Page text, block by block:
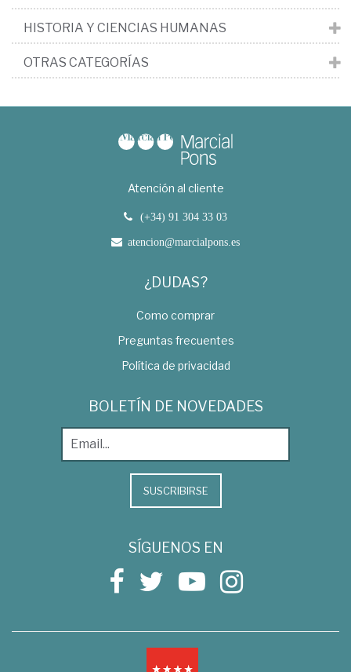
HISTORIA Y CIENCIAS HUMANAS
OTRAS CATEGORÍAS
Atención al cliente
(+34) 91 304 33 03
atencion@marcialpons.es
¿DUDAS?
Como comprar
Preguntas frecuentes
Política de privacidad
BOLETÍN DE NOVEDADES
SUSCRIBIRSE
SÍGUENOS EN